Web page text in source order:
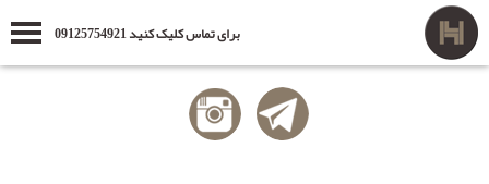
برای تماس کلیک کنید 09125754921